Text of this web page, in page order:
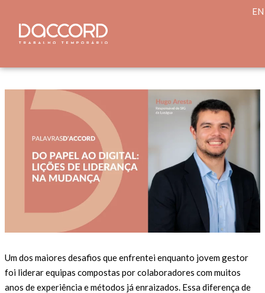
content
EN
Um dos maiores desafios que enfrentei enquanto jovem gestor
foi liderar equipas compostas por colaboradores com muitos
anos de experiência e métodos já enraizados. Essa diferença de